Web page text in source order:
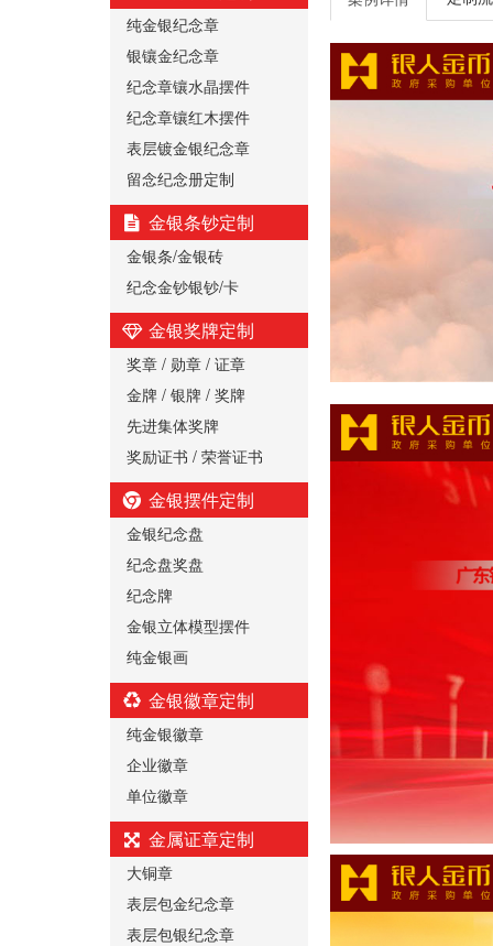
纯金银纪念章
银镶金纪念章
纪念章镶水晶摆件
纪念章镶红木摆件
表层镀金银纪念章
留念纪念册定制
金银条钞定制
金银条/金银砖
纪念金钞银钞/卡
金银奖牌定制
奖章 / 勋章 / 证章
金牌 / 银牌 / 奖牌
先进集体奖牌
奖励证书 / 荣誉证书
金银摆件定制
金银纪念盘
纪念盘奖盘
纪念牌
金银立体模型摆件
纯金银画
金银徽章定制
纯金银徽章
企业徽章
单位徽章
金属证章定制
大铜章
表层包金纪念章
表层包银纪念章